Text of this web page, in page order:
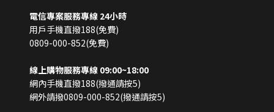
電信專案服務專線 24小時
用戶手機直撥188(免費)
0809-000-852(免費)
線上購物服務專線 09:00~18:00
網內手機直撥188(撥通請按5)
網外請撥0809-000-852(撥通請按5)